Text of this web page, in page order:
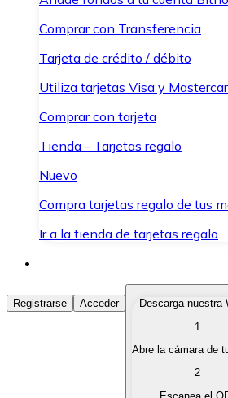
Comprar con Transferencia
Tarjeta de crédito / débito
Utiliza tarjetas Visa y
Comprar con tarjeta
Tienda - Tarjetas regalo
Nuevo
Compra tarjetas regalo de tus
Ir a la tienda de tarjetas regalo
Comprar Criptomonedas
Compra criptomonedas con
Vende tus criptomonedas de
Registrarse Acceder
Descarga nuestra
1
Abre la cámara de
2